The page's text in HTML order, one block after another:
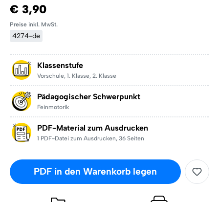
€ 3,90
Preise inkl. MwSt.
4274-de
Klassenstufe
Vorschule, 1. Klasse, 2. Klasse
Pädagogischer Schwerpunkt
Feinmotorik
PDF-Material zum Ausdrucken
1 PDF-Datei zum Ausdrucken, 36 Seiten
PDF in den Warenkorb legen